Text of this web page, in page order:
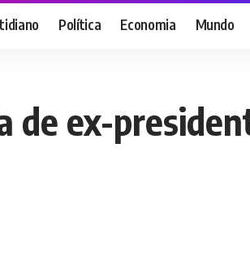
Política Economia Mundo
de ex-